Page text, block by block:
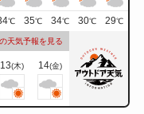
℃ 35℃ 34℃ 30℃ 29℃
天気予報を見る
13(木) 14(金)